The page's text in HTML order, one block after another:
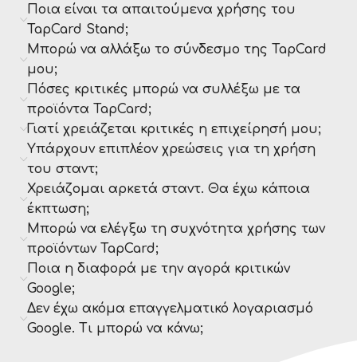
Ποια είναι τα απαιτούμενα χρήσης του
TapCard Stand;
Μπορώ να αλλάξω το σύνδεσμο της TapCard
μου;
Πόσες κριτικές μπορώ να συλλέξω με τα
προϊόντα TapCard;
Γιατί χρειάζεται κριτικές η επιχείρησή μου;
Υπάρχουν επιπλέον χρεώσεις για τη χρήση
του σταντ;
Χρειάζομαι αρκετά σταντ. Θα έχω κάποια
έκπτωση;
Μπορώ να ελέγξω τη συχνότητα χρήσης των
προϊόντων TapCard;
Ποια η διαφορά με την αγορά κριτικών
Google;
Δεν έχω ακόμα επαγγελματικό λογαριασμό
Google. Τι μπορώ να κάνω;